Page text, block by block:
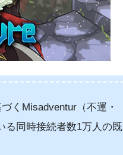
くMisadventur（不運・
る同時接続者数1万人の既